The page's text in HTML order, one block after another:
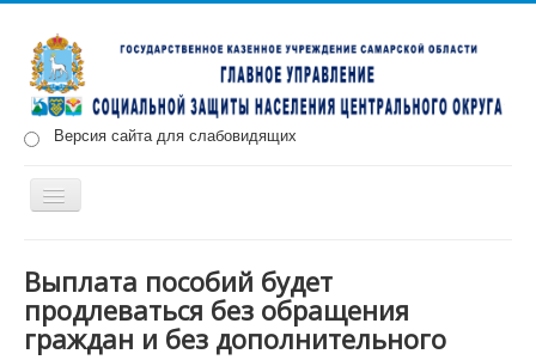
Версия сайта для слабовидящих
Включить/
Меры социальной поддержки
Противодействие коррупции Запись на прием
Выплата пособий будет
продлеваться без обращения
граждан и без дополнительного